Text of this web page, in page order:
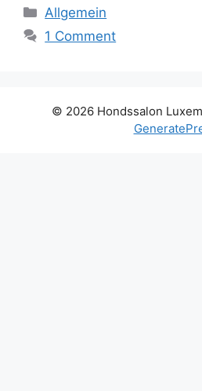
Categories
Allgemein
1 Comment
© 2026 Hondssalon